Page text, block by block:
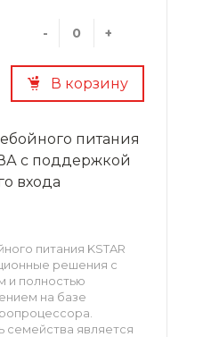
- +
В корзину
питания
с поддержкой
входа
питания KSTAR
решения с
и полностью
на базе
является